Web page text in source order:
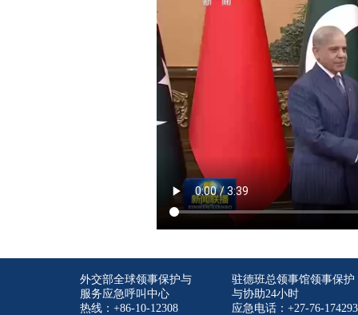
外交部全球领事保护与
服务应急呼叫中心
热线：+86-10-12308
驻德班总领事馆领事保护
与协助24小时
应急电话：+27-76-